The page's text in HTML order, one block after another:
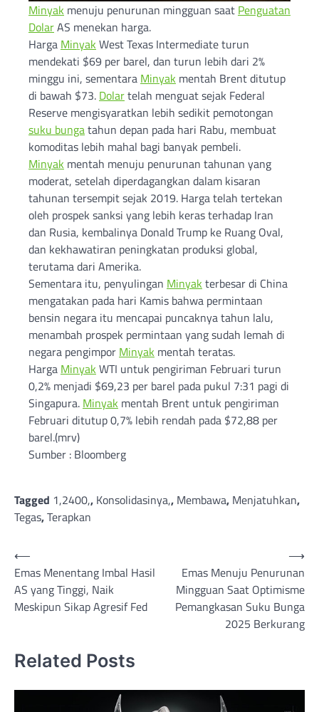
Minyak menuju penurunan mingguan saat Penguatan
DolarAS menekan harga.
Harga Minyak West Texas Intermediate turun
mendekati $69 per barel, dan turun lebih dari 2%
minggu ini, sementara Minyak mentah Brent ditutup
di bawah $73. Dolartelah menguat sejak Federal
Reserve mengisyaratkan lebih sedikit pemotongan
suku bungatahun depan pada hari Rabu, membuat
komoditas lebih mahal bagi banyak pembeli.
Minyak mentah menuju penurunan tahunan yang
moderat, setelah diperdagangkan dalam kisaran
tahunan tersempit sejak 2019. Harga telah tertekan
oleh prospek sanksi yang lebih keras terhadap Iran
dan Rusia, kembalinya Donald Trump ke Ruang Oval,
dan kekhawatiran peningkatan produksi global,
terutama dari Amerika.
Sementara itu, penyulingan Minyak terbesar di China
mengatakan pada hari Kamis bahwa permintaan
bensin negara itu mencapai puncaknya tahun lalu,
menambah prospek permintaan yang sudah lemah di
negara pengimpor Minyak mentah teratas.
Harga Minyak WTI untuk pengiriman Februari turun
0,2% menjadi $69,23 per barel pada pukul 7:31 pagi di
Singapura. Minyak mentah Brent untuk pengiriman
Februari ditutup 0,7% lebih rendah pada $72,88 per
barel.(mrv)
Sumber : Bloomberg
Tagged 1,2400,, Konsolidasinya,, Membawa, Menjatuhkan,
Tegas,Terapkan
Post
navigation
⟵
Emas Menentang Imbal Hasil
AS yang Tinggi, Naik
Meskipun Sikap Agresif Fed
Emas Menuju Penurunan
Mingguan Saat Optimisme
Pemangkasan Suku Bunga
2025 Berkurang
⟶
Related Posts